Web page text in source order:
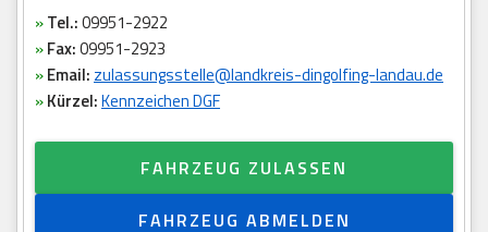
»Tel.:09951-2922
»Fax:09951-2923
»Email: zulassungsstelle@landkreis-dingolfing-landau.de
»Kürzel:Kennzeichen DGF
FAHRZEUG ZULASSEN
FAHRZEUG ABMELDEN